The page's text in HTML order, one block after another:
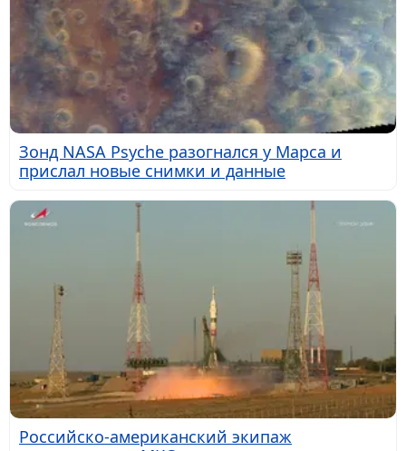
Зонд NASA Psyche разогнался у Марса и
прислал новые снимки и данные
Российско-американский экипаж